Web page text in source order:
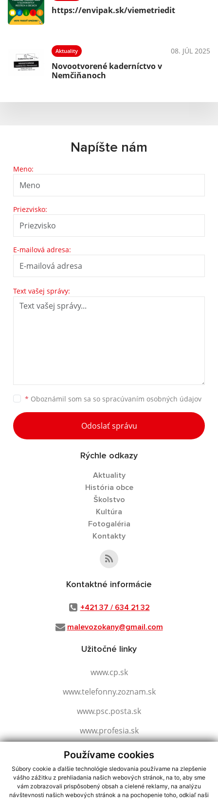
Používame cookies
Súbory cookie a ďalšie technológie sledovania používame na zlepšenie
vášho zážitku z prehliadania našich webových stránok, na to, aby sme
vám zobrazovali prispôsobený obsah a cielené reklamy, na analýzu
návštevnosti našich webových stránok a na pochopenie toho, odkiaľ naši
https://envipak.sk/viemetriedit
Aktuality 08. JÚL 2025
Novootvorené kaderníctvo v
Nemčiňanoch
Napíšte nám
Meno:
Priezvisko:
E-mailová adresa:
Text vašej správy:
* Oboznámil som sa so spracúvaním osobných údajov
Odoslať správu
Rýchle odkazy
Aktuality
História obce
Školstvo
Kultúra
Fotogaléria
Kontakty
Kontaktné informácie
+421 37 / 634 21 32
malevozokany@gmail.com
Užitočné linky
www.cp.sk
www.telefonny.zoznam.sk
www.psc.posta.sk
www.profesia.sk
www.slovensko.sk
využite možnosť získavania aktuálnych informácií s využitím RSS
CMS systém (redakčný) systém ECHELON 2,Mapa stránok,web portál